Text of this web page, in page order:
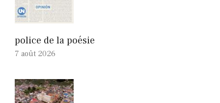
police de la poésie
7 août 2026